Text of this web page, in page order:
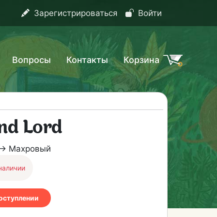
Зарегистрироваться Войти
Вопросы Контакты Корзина
Lord
Махровый